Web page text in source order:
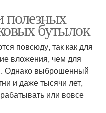
Бутылки в
строительстве
Копилка из
пластиковых бутылок
полезных
бутылок
повсюду, так как для
вложения, чем для
Однако выброшенный
и даже тысячи лет,
или вовсе